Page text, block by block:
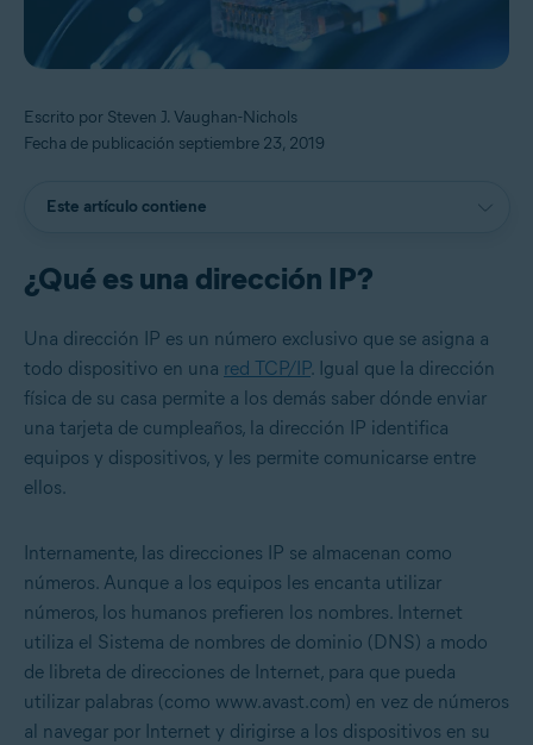
Escrito por Steven J. Vaughan-Nichols
Fecha de publicación septiembre 23, 2019
Este artículo contiene
¿Qué es una dirección IP?
Una dirección IP es un número exclusivo que se asigna a
todo dispositivo en una red TCP/IP. Igual que la dirección
física de su casa permite a los demás saber dónde enviar
una tarjeta de cumpleaños, la dirección IP identifica
equipos y dispositivos, y les permite comunicarse entre
ellos.
Internamente, las direcciones IP se almacenan como
números. Aunque a los equipos les encanta utilizar
números, los humanos prefieren los nombres. Internet
utiliza el Sistema de nombres de dominio (DNS) a modo
de libreta de direcciones de Internet, para que pueda
utilizar palabras (como www.avast.com) en vez de números
al navegar por Internet y dirigirse a los dispositivos en su